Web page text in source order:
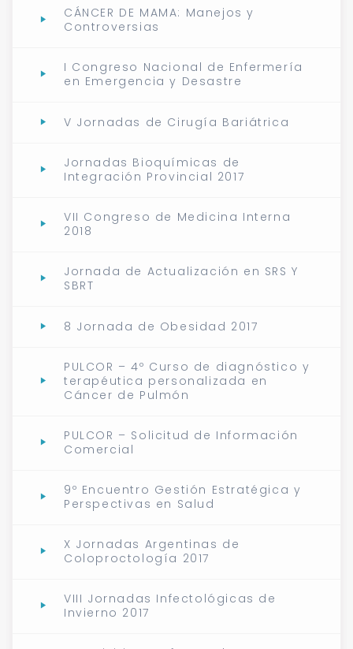
CÁNCER DE MAMA: Manejos y
Controversias
I Congreso Nacional de Enfermería
en Emergencia y Desastre
V Jornadas de Cirugía Bariátrica
Jornadas Bioquímicas de
Integración Provincial 2017
VII Congreso de Medicina Interna
2018
Jornada de Actualización en SRS Y
SBRT
8 Jornada de Obesidad 2017
PULCOR – 4º Curso de diagnóstico y
terapéutica personalizada en
Cáncer de Pulmón
PULCOR – Solicitud de Información
Comercial
9º Encuentro Gestión Estratégica y
Perspectivas en Salud
X Jornadas Argentinas de
Coloproctología 2017
VIII Jornadas Infectológicas de
Invierno 2017